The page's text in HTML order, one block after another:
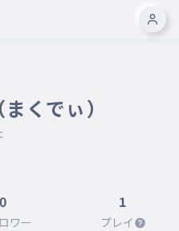
くでぃ）
0
ワー
1
プレイ